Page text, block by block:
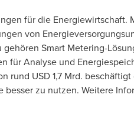
für die Energiewirtschaft.
von
Smart Metering-
für Analyse und
rund USD 1,7Mrd. beschäftigt
zu nutzen. Weitere